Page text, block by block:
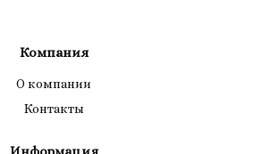
Компания
О компании
Контакты